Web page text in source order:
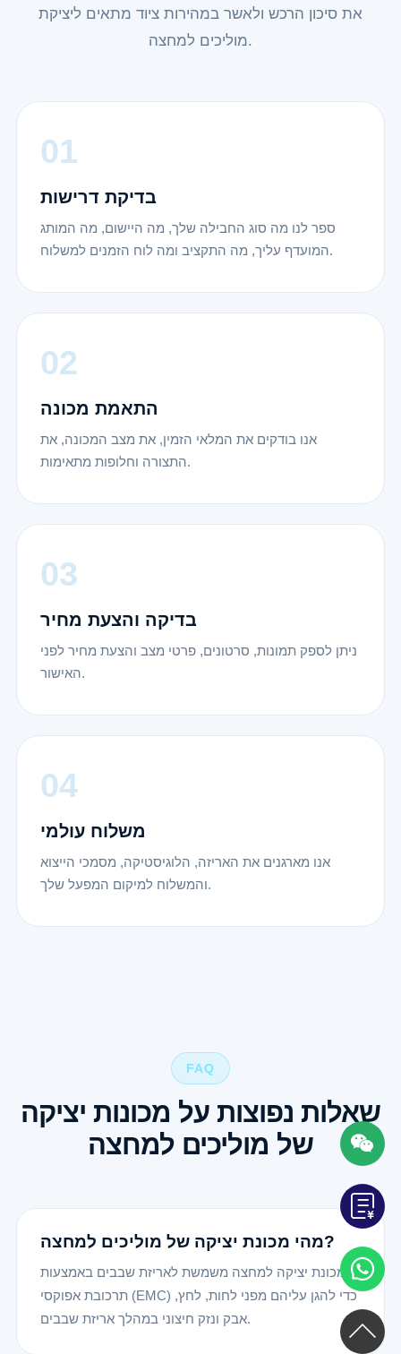
את סיכון הרכש ולאשר במהירות ציוד מתאים ליציקת
מוליכים למחצה.
בדיקת דרישות
ספר לנו מה סוג החבילה שלך, מה היישום, מה המותג
המועדף עליך, מה התקציב ומה לוח הזמנים למשלוח.
התאמת מכונה
אנו בודקים את המלאי הזמין, את מצב המכונה, את
התצורה וחלופות מתאימות.
בדיקה והצעת מחיר
ניתן לספק תמונות, סרטונים, פרטי מצב והצעת מחיר לפני
האישור.
משלוח עולמי
אנו מארגנים את האריזה, הלוגיסטיקה, מסמכי הייצוא
והמשלוח למיקום המפעל שלך.
FAQ
שאלות נפוצות על מכונות יציקה
של מוליכים למחצה
מהי מכונת יציקה של מוליכים למחצה?
מכונת יציקה למחצה משמשת לאריזת שבבים באמצעות
תרכובת אפוקסי (EMC) כדי להגן עליהם מפני לחות, לחץ,
אבק ונזק חיצוני במהלך אריזת שבבים.